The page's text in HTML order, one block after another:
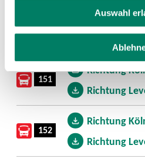
Auswahl
Aushang-Fahrpläne
151
Richtung
Richtung
152
Richtung
Richtung